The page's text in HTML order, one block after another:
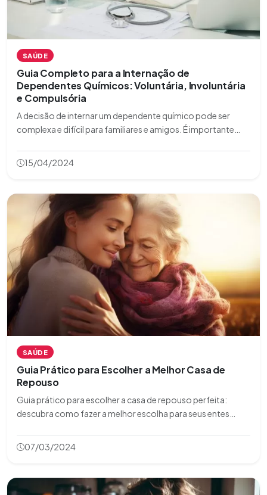
SAÚDE
Guia Completo para a Internação de
Dependentes Químicos: Voluntária, Involuntária
e Compulsória
A decisão de internar um dependente químico pode ser
complexa e difícil para familiares e amigos. É importante
voluntária, involuntária e compulsória. Este guia oferece
uma visão abrangente de como p
15/04/2024
SAÚDE
Guia Prático para Escolher a Melhor Casa de
Repouso
Guia prático para escolher a casa de repouso perfeita:
descubra como fazer a melhor escolha para seus entes
07/03/2024